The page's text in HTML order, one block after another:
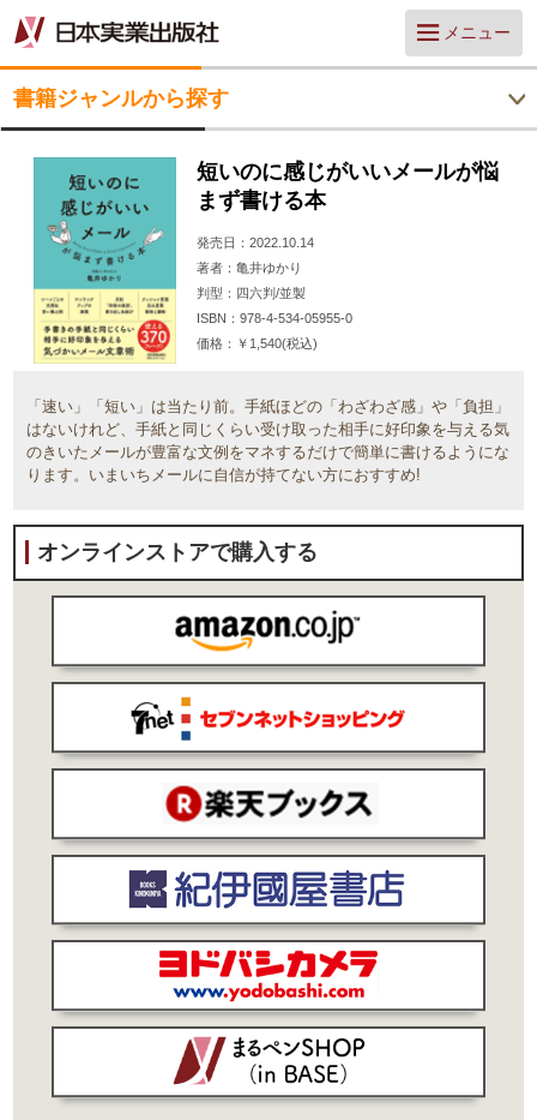
メニュー
書籍ジャンルから探す
短いのに感じがいいメールが悩
まず書ける本
発売日
2022.10.14
著者
亀井ゆかり
判型
四六判/並製
ISBN
978-4-534-05955-0
価格
￥1,540(税込)
「速い」「短い」は当たり前。手紙ほどの「わざわざ感」や「負担」
はないけれど、手紙と同じくらい受け取った相手に好印象を与える気
のきいたメールが豊富な文例をマネするだけで簡単に書けるようにな
ります。いまいちメールに自信が持てない方におすすめ!
オンラインストアで購入する